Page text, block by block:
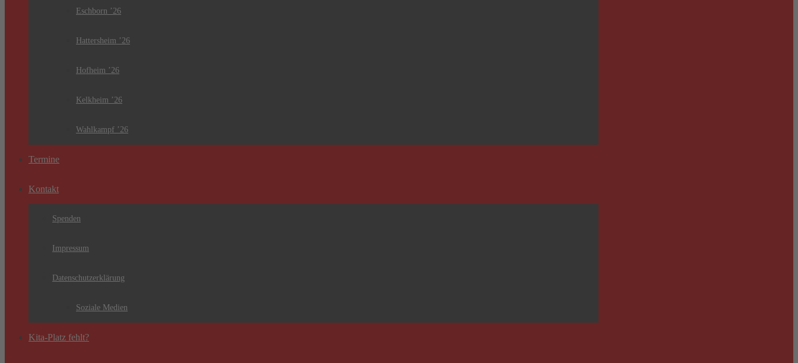
Eschborn ’26
Hattersheim ’26
Hofheim ’26
Kelkheim ’26
Wahlkampf ’26
Termine
Kontakt
Spenden
Impressum
Datenschutzerklärung
Soziale Medien
Kita-Platz fehlt?